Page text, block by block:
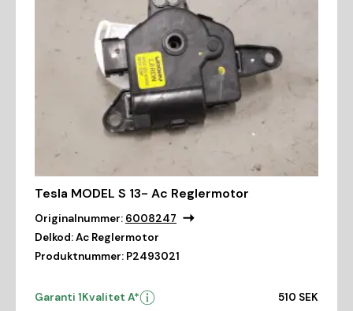
Tesla MODEL S 13- Ac Reglermotor
Originalnummer: 6008247
Delkod:Ac Reglermotor
Produktnummer: P2493021
Garanti 1Kvalitet A* 510 SEK